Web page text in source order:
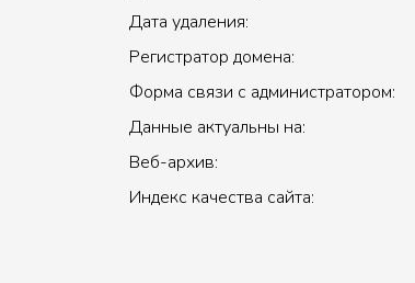
Дата удаления:
Регистратор домена:
Форма связи с администратором:
Данные актуальны на:
Веб-архив:
Индекс качества сайта: